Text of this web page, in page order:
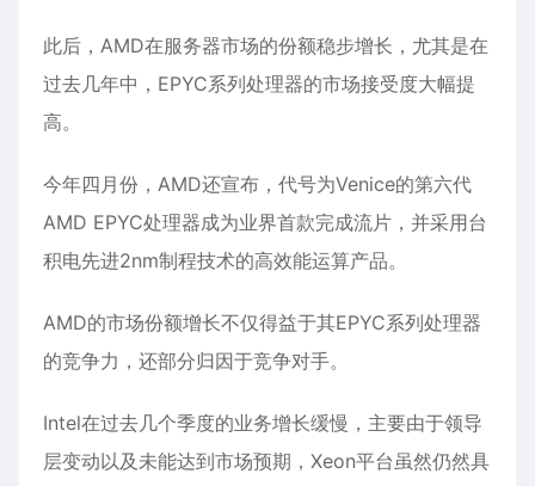
此后，AMD在服务器市场的份额稳步增长，尤其是在
过去几年中，EPYC系列处理器的市场接受度大幅提
高。
今年四月份，AMD还宣布，代号为Venice的第六代
AMD EPYC处理器成为业界首款完成流片，并采用台
积电先进2nm制程技术的高效能运算产品。
AMD的市场份额增长不仅得益于其EPYC系列处理器
的竞争力，还部分归因于竞争对手。
Intel在过去几个季度的业务增长缓慢，主要由于领导
层变动以及未能达到市场预期，Xeon平台虽然仍然具